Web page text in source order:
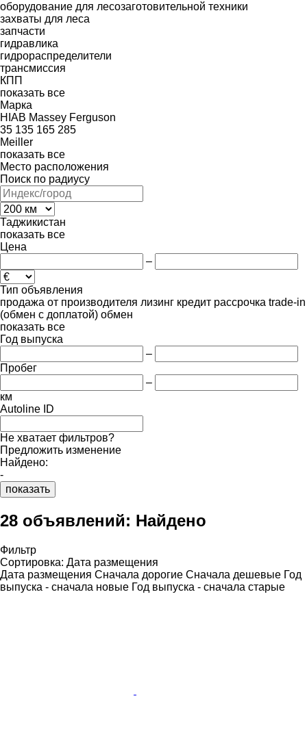
оборудование для лесозаготовительной техники
захваты для леса
запчасти
гидравлика
гидрораспределители
трансмиссия
КПП
показать все
Марка
HIAB Massey Ferguson
35 135 165 285
Meiller
показать все
Место расположения
Поиск по радиусу
Таджикистан
показать все
Цена
–
Тип объявления
продажа от производителя лизинг кредит рассрочка trade-in
(обмен с доплатой) обмен
показать все
Год выпуска
–
Пробег
–
км
Autoline ID
Не хватает фильтров?
Предложить изменение
Найдено:
-
показать
28 объявлений: Найдено
Фильтр
Сортировка: Дата размещения
Дата размещения Сначала дорогие Сначала дешевые Год
выпуска - сначала новые Год выпуска - сначала старые